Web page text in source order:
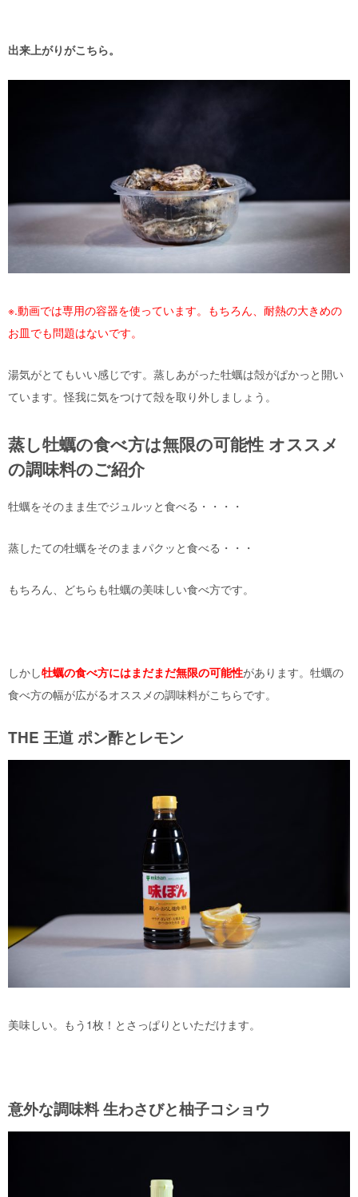
出来上がりがこちら。
※.動画では専用の容器を使っています。もちろん、耐熱の大きめの
お皿でも問題はないです。
湯気がとてもいい感じです。蒸しあがった牡蠣は殻がぱかっと開い
ています。怪我に気をつけて殻を取り外しましょう。
蒸し牡蠣の食べ方は無限の可能性 オススメ
の調味料のご紹介
牡蠣をそのまま生でジュルッと食べる・・・・
蒸したての牡蠣をそのままパクッと食べる・・・
もちろん、どちらも牡蠣の美味しい食べ方です。
しかし牡蠣の食べ方にはまだまだ無限の可能性があります。牡蠣の
食べ方の幅が広がるオススメの調味料がこちらです。
THE 王道 ポン酢とレモン
美味しい。もう1枚！とさっぱりといただけます。
意外な調味料 生わさびと柚子コショウ